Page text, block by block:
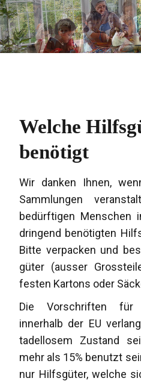
Welche
benötigt
Wir danken Ihnen,
Sammlungen
bedürftigen
dringend benötigten
Bitte verpacken und
güter (ausser
festen Kartons oder
Die Vorschriften für
innerhalb der EU
tadellosem Zustand
mehr als 15% benutzt
nur Hilfsgüter, welche